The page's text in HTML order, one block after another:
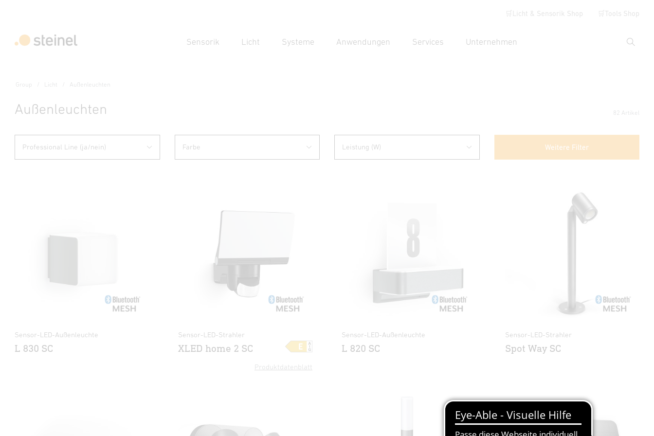
🛒Licht & Sensorik Shop 🛒Tools Shop
Sensorik Licht Systeme Anwendungen Services Unternehmen
Suche
Group Licht Außenleuchten
Außenleuchten 82 Artikel
Weitere Filter
Professional Line (ja/nein) Farbe Leistung (W)
Sensor-LED-Außenleuchte
L 830 SC
Produktdatenblatt
Sensor-LED-Strahler
XLED home 2 SC
Sensor-LED-Außenleuchte
L 820 SC
Sensor-LED-Strahler
Spot Way SC